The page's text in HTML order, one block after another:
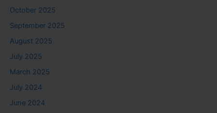
October 2025
September 2025
August 2025
July 2025
March 2025
July 2024
June 2024